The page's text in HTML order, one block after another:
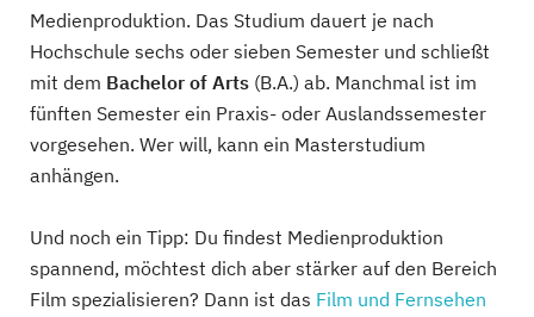
Medienproduktion. Das Studium dauert je nach
Hochschule sechs oder sieben Semester und schließt
mit dem Bachelor of Arts (B.A.) ab. Manchmal ist im
fünften Semester ein Praxis- oder Auslandssemester
vorgesehen. Wer will, kann ein Masterstudium
anhängen.
Und noch ein Tipp: Du findest Medienproduktion
spannend, möchtest dich aber stärker auf den Bereich
Film spezialisieren? Dann ist das Film und Fernsehen